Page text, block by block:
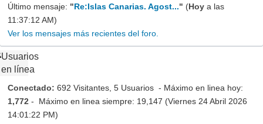
Último mensaje: "Re:Islas Canarias. Agost..." (Hoy a las
11:37:12 AM)
Ver los mensajes más recientes del foro.
Usuarios
en línea
Conectado: 692 Visitantes, 5 Usuarios - Máximo en linea hoy:
1,772 - Máximo en linea siempre: 19,147 (Viernes 24 Abril 2026
14:01:22 PM)